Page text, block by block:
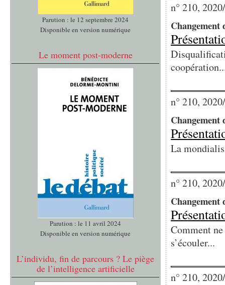
Parution : le 12 septembre 2024
Disponible en version numérique
Le moment post-moderne
Parution : le 11 avril 2024
Disponible en version numérique
L’individu, fin de parcours ? Le piège
de l’intelligence artificielle
n° 210,
Changement
n° 210,
Changement
La
n° 210,
Changement
Comment
s’écouler...
n° 210,